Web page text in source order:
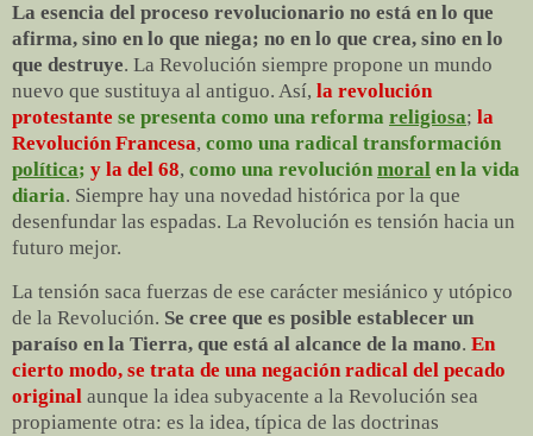
La esencia del proceso revolucionario no está en lo que
afirma, sino en lo que niega; no en lo que crea, sino en lo
que destruye. La Revolución siempre propone un mundo
nuevo que sustituya al antiguo. Así, la revolución
protestante se presenta como una reforma religiosa; la
Revolución Francesa, como una radical transformación
política; y la del 68, como una revolución moral en la vida
diaria. Siempre hay una novedad histórica por la que
desenfundar las espadas. La Revolución es tensión hacia un
futuro mejor.
La tensión saca fuerzas de ese carácter mesiánico y utópico
de la Revolución. Se cree que es posible establecer un
paraíso en la Tierra, que está al alcance de la mano. En
cierto modo, se trata de una negación radical del pecado
original aunque la idea subyacente a la Revolución sea
propiamente otra: es la idea, típica de las doctrinas